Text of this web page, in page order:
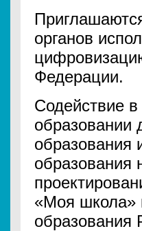
органов
Федерации.
Содействие
образовании
образования
образования
«Моя школа»
образования